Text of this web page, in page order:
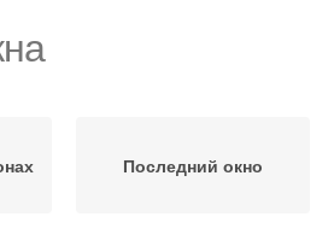
Последний окно